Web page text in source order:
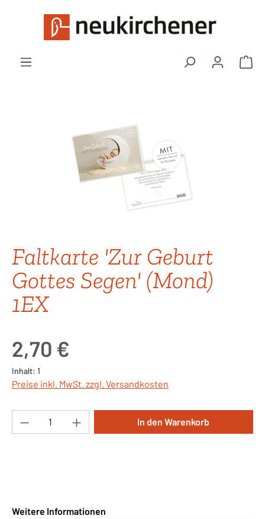
Zum Hauptinhalt springen
Faltkarte 'Zur Geburt
Gottes Segen' (Mond)
1EX
2,70 €
Inhalt: 1
Preise inkl. MwSt. zzgl. Versandkosten
Produkt Anzahl: Gib den gewünschten
In den Warenkorb
Weitere Informationen